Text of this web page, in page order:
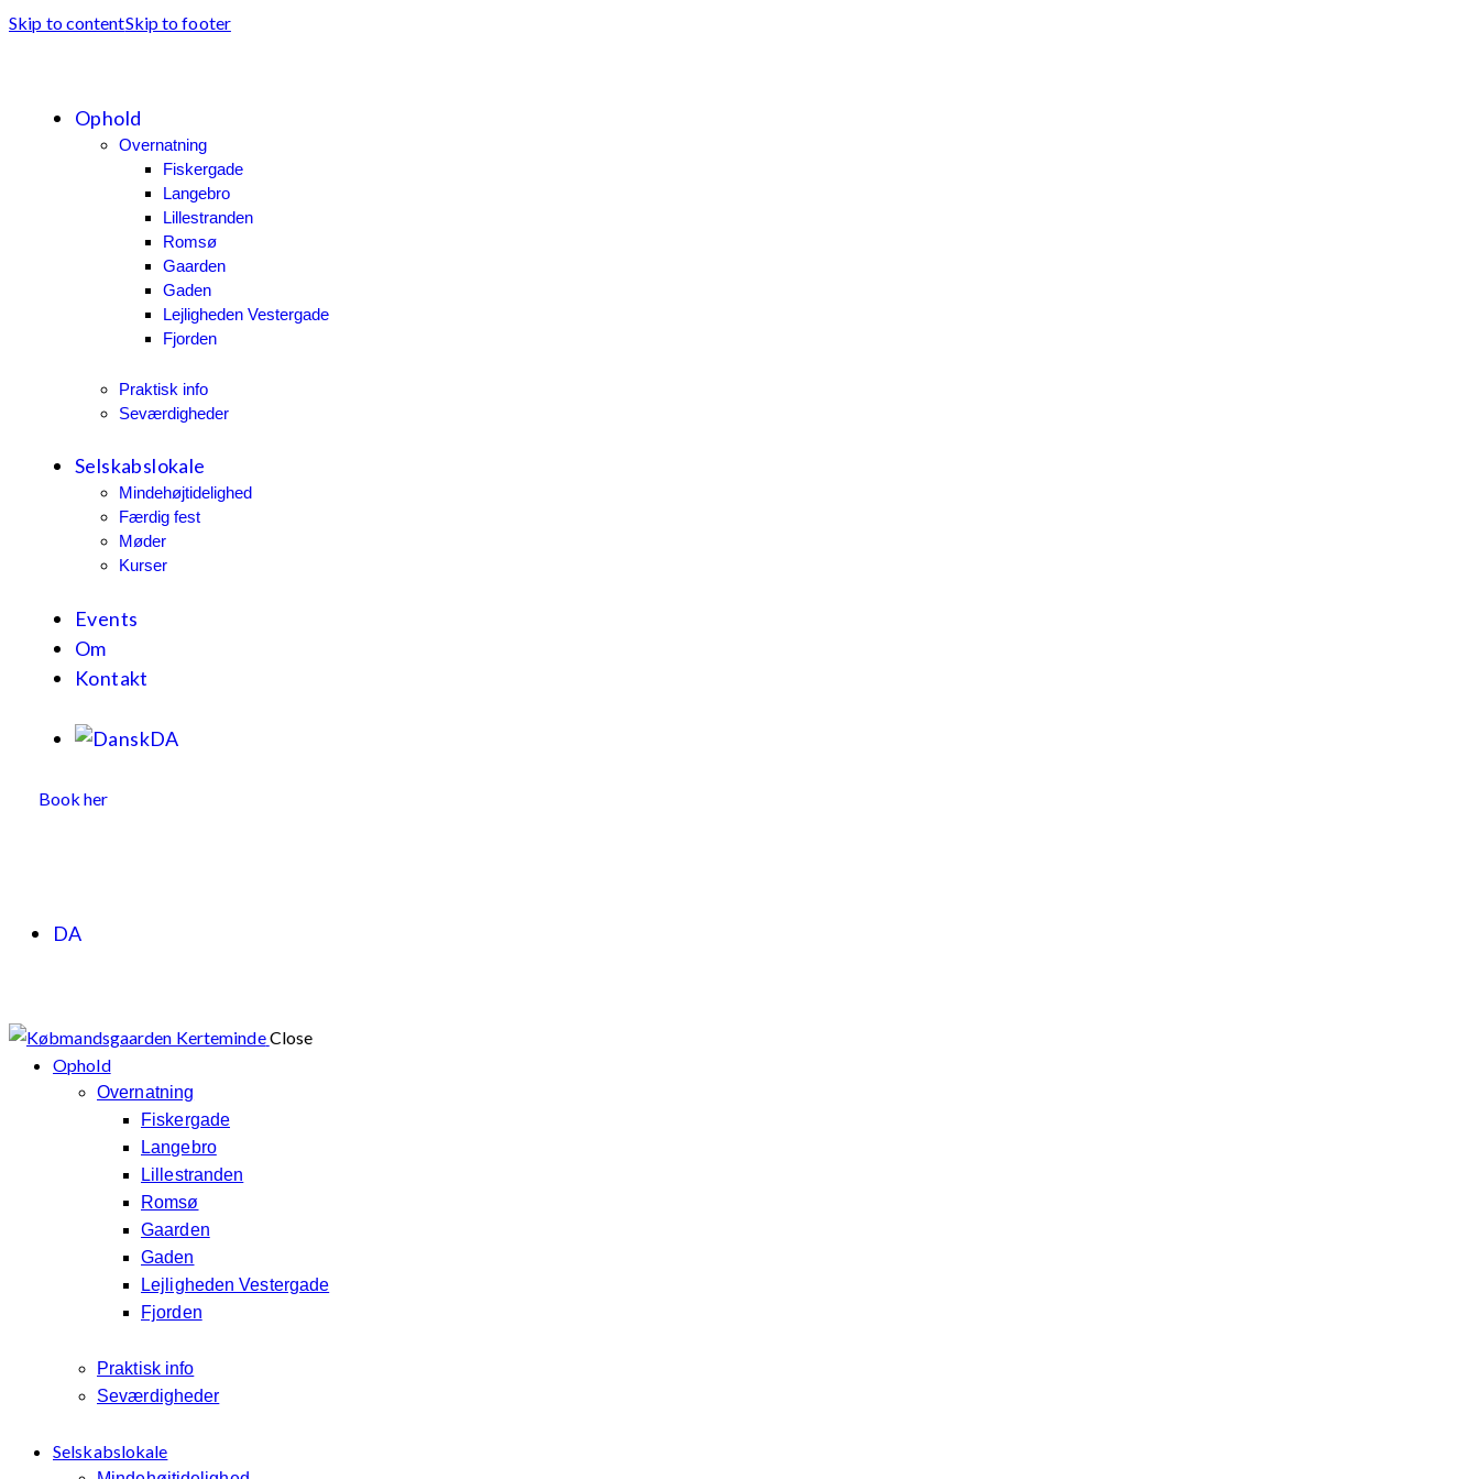
Skip to contentSkip to footer
Ophold
Overnatning
Fiskergade
Langebro
Lillestranden
Romsø
Gaarden
Gaden
Lejligheden Vestergade
Fjorden
Praktisk info
Seværdigheder
Selskabslokale
Mindehøjtidelighed
Færdig fest
Møder
Kurser
Events
Om
Kontakt
DA
Book her
DA
Close
Ophold
Overnatning
Fiskergade
Langebro
Lillestranden
Romsø
Gaarden
Gaden
Lejligheden Vestergade
Fjorden
Praktisk info
Seværdigheder
Selskabslokale